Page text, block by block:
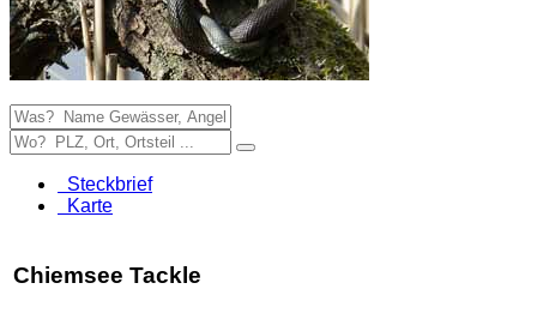
Steckbrief
Karte
Chiemsee Tackle